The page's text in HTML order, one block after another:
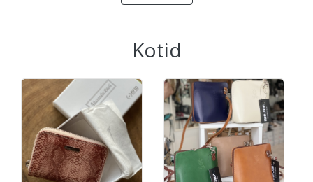
Kotid